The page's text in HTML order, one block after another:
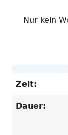
Nur kein
Zeit:
Dauer: